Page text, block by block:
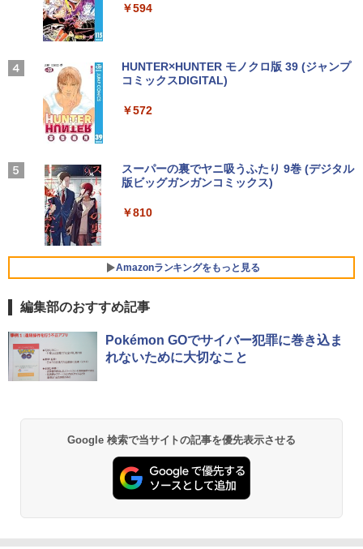
ライブ 無線LAN 新品マウス付き Office
追加可 中古PC ノートパソコン 安心保証
￥15,800
【中古】DELL Inspiron 15 3000(3580)
【Celeron4205U 4G 1T(HDD) WiFi 15L
【ランクA】
5
レビュー投稿 5年保証｜MS Office 2024
H&B 搭載｜中古 ノートパソコン Windo
代 メモリ 8GB 大容量 HDD 500GB テン
キー DVDドライブ搭載 CD DVD 再生可
｜中古パソコン 中古ノートパソコン 中古
ャンス】GMKtec M8 ミニPC【AMD Ryz
面2.5GbpsLAN Bluetooth5.2 WiFi HD
MI 省エネ ゲーミングpc みにpc minipc
【ポイント10倍】美品 HP 400 G6 SF 9
GB 新品M.2SSD256GB 512GB office付
搭載 選択可 8世代 10世代 DELL 1311a
5
【正規永久版Office付き】ミニpc ゲーミ
ング AMD Ryzen5 7430U ミニpc 新版小
速 WiFi 6 BT5.2 USB3.2×6/HDMI2.0/Ty
pe-C Win11Pro
￥79,980
Hzリフレッシュレート sRGB99% 1670
万色 300nits ΔE＜1 低ブルーライト 大
スタンド VESA
【新品】モニター 21.5インチモニター デ
Sパネル 液晶モニター 5年保証付き 動画
閲覧 仕事 在宅 楽天ランキング4冠
￥12,800
5
液晶モニター 23.8型 Dell ディスプレイ
ィスプレイ フルHD IPS デル E2425HM 2
3.8インチ パソコンモニター 新品
￥13,999
ト）
けど、ホワイトな職場です〜 6巻 【電
子書籍】[ ワイエム系 ]
￥792
￥14,990
【2026年アップグレード版】AOKIMI ワイヤ
レスイヤホン bluetooth イヤホン V12 小型
るーとゅーす コードレス ENCノイズキャン
￥2,599
￥3,480
On My Road (Stadium ver.)
BUGS LIFE
￥1,117
by Amazon 炭酸水 ラベルレス 500ml ×24本
art Basic)
コカ・コーラ やかんの麦茶 from 爽健美茶 ラ
￥594
HUNTER×HUNTER モノクロ版 39 (ジャンプ
コミックスDIGITAL)
￥572
スーパーの裏でヤニ吸うふたり 9巻 (デジタル
版ビッグガンガンコミックス)
￥810
Amazonランキングをもっと見る
編集部のおすすめ記事
Pokémon GOでサイバー犯罪に巻き込ま
れないために大切なこと
Google 検索で当サイトの記事を優先表示させる